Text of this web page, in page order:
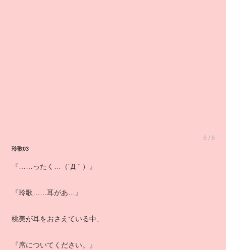
6 / 6
玲歌03
『……ったく…（´Д｀）』
『玲歌……耳があ…』
桃美が耳をおさえている中、
『席についてください。』